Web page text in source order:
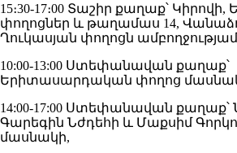
15։30-17։00 Տաշիր քաղաք՝
փողոցներ և թաղամաս 14,
Ղուկասյան փողոցն
10:00-13:00 Ստեփանավան քաղաք՝
Երիտասարդական փողոց
14:00-17:00 Ստեփանավան քաղաք՝
Գարեգին Նժդեհի և Մաքսիմ
մասնակի,